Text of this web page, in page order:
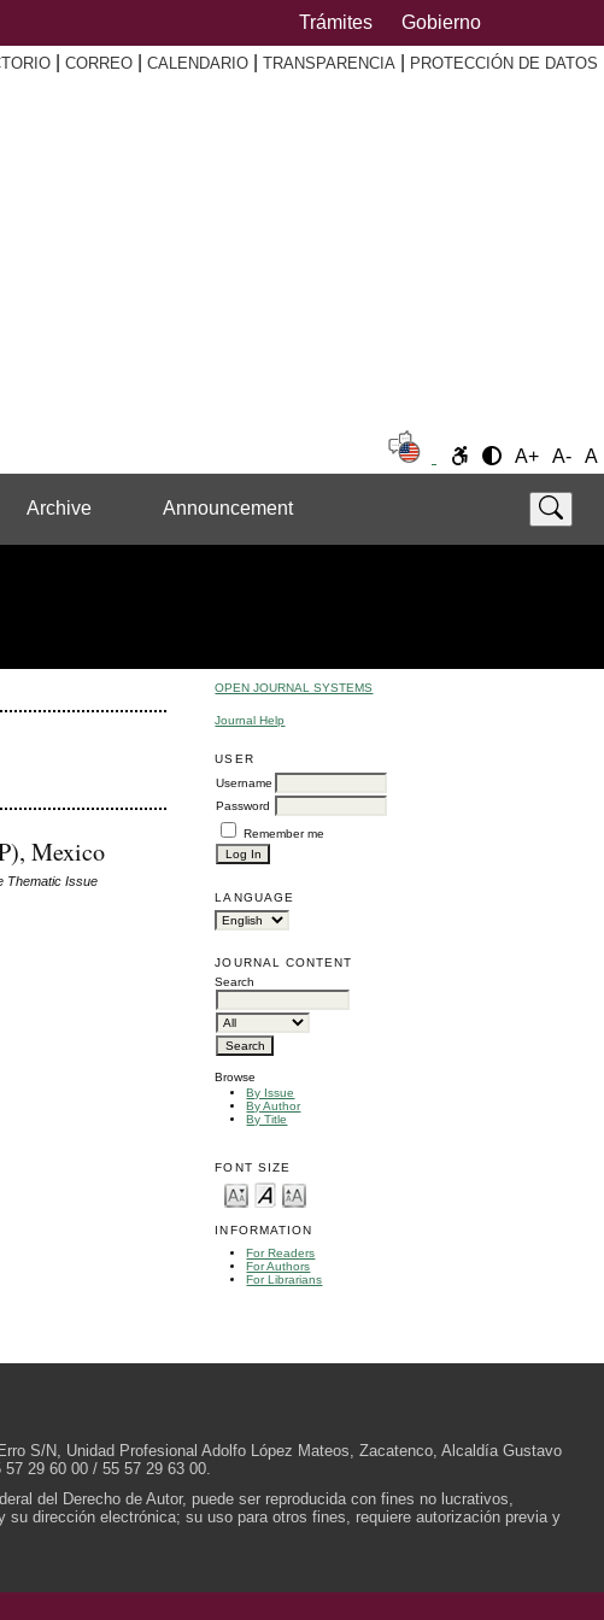
Trámites Gobierno
CORREO CALENDARIO TRANSPARENCIA PROTECCIÓN DE DATOS
A+ A- A
Archive Announcement
OPEN JOURNAL SYSTEMS
Journal Help
USER
Username
Password
Remember me
LANGUAGE
JOURNAL CONTENT
Search
Browse
By Issue
By Author
By Title
FONT SIZE
INFORMATION
For Readers
For Authors
For Librarians
Mexico
Thematic Issue
S/N, Unidad Profesional Adolfo López Mateos, Zacatenco, Alcaldía Gustavo
29 60 00 / 55 57 29 63 00.
del Derecho de Autor, puede ser reproducida con fines no lucrativos,
dirección electrónica; su uso para otros fines, requiere autorización previa y